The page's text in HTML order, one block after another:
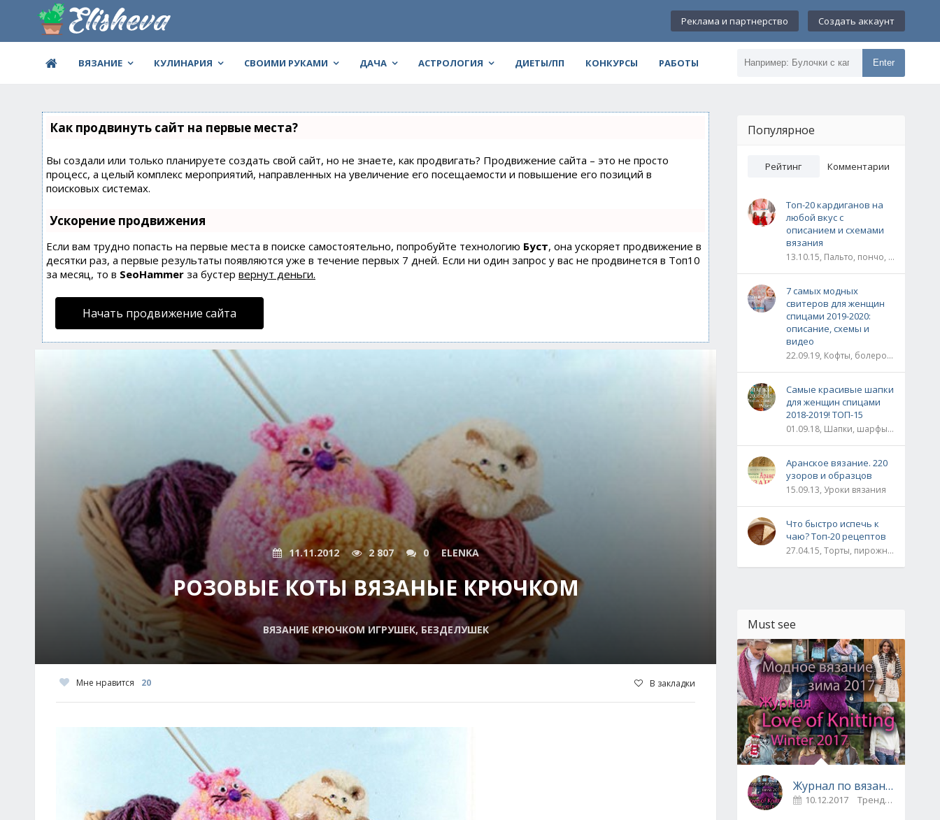
Реклама и партнерство Создать аккаунт
ВЯЗАНИЕ КУЛИНАРИЯ СВОИМИ РУКАМИ ДАЧА АСТРОЛОГИЯ ДИЕТЫ/ПП КОНКУРСЫ РАБОТЫ Enter
Как продвинуть сайт на первые места?
Вы создали или только планируете создать свой сайт, но не знаете, как продвигать? Продвижение сайта – это не просто
процесс, а целый комплекс мероприятий, направленных на увеличение его посещаемости и повышение его позиций в
поисковых системах.
Ускорение продвижения
Если вам трудно попасть на первые места в поиске самостоятельно, попробуйте технологию Буст, она ускоряет продвижение в
десятки раз, а первые результаты появляются уже в течение первых 7 дней. Если ни один запрос у вас не продвинется в Топ10
за месяц, то в SeoHammer за бустер вернут деньги.
Начать продвижение сайта
11.11.2012 2 807 0 ELENKA
РОЗОВЫЕ КОТЫ ВЯЗАНЫЕ КРЮЧКОМ
ВЯЗАНИЕ КРЮЧКОМ ИГРУШЕК, БЕЗДЕЛУШЕК
Мне нравится 20 В закладки
Популярное
Рейтинг Комментарии
Топ-20 кардиганов на
любой вкус с
описанием и схемами
вязания
13.10.15, Пальто, пончо, кардиганы
7 самых модных
свитеров для женщин
спицами 2019-2020:
описание, схемы и
видео
22.09.19, Кофты, болеро, жакеты, жилеты, пуловеры и свитера
Самые красивые шапки
для женщин спицами
2018-2019! ТОП-15
01.09.18, Шапки, шарфы, шали, снуды и палантины
Аранское вязание. 220
узоров и образцов
15.09.13, Уроки вязания
Что быстро испечь к
чаю? Топ-20 рецептов
27.04.15, Торты, пирожные, рулеты / Булки, пироги / Печенье, кексы, маффины / На скорую руку
Must see
Журнал по вязанию Love of Knitting выпуск Зима 2017
10.12.2017 Тренды / Вдохновение